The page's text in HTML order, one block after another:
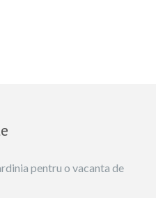
pentru o vacanta de